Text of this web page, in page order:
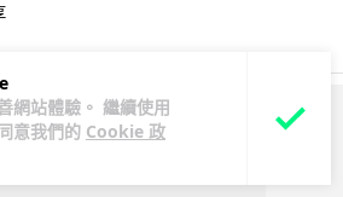
網站體驗。 繼續使用
意我們的 Cookie 政